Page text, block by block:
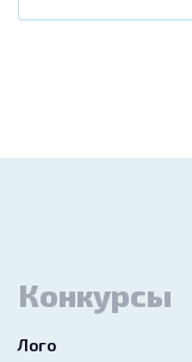
Конкурсы
Лого